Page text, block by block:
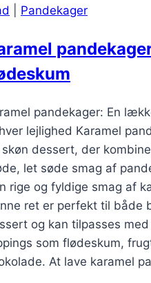
Pandekager
pandekager: En
lejlighed Karamel
skøn dessert, der
let søde smag af
rige og fyldige smag af
ret er perfekt til både
og kan tilpasses
som flødeskum,
At lave karamel